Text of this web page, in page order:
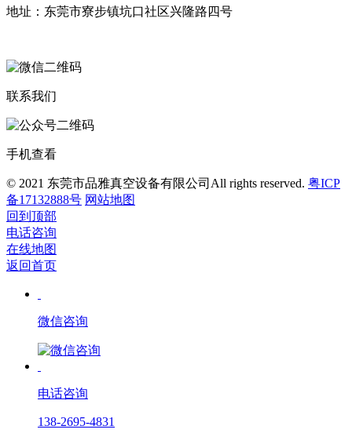
地址：东莞市寮步镇坑口社区兴隆路四号
联系我们
手机查看
© 2021 东莞市品雅真空设备有限公司All rights reserved. 粤ICP
备17132888号 网站地图
回到顶部
电话咨询
在线地图
返回首页
微信咨询
电话咨询
138-2695-4831